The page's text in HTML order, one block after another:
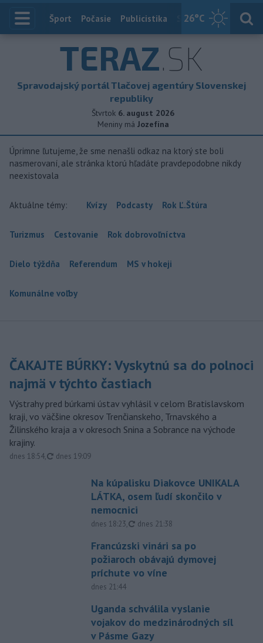
26°C
Index
Šport Počasie Publicistika Slovensko
TERAZ.SK
Spravodajský portál Tlačovej agentúry Slovenskej
republiky
Štvrtok 6. august 2026
Meniny má Jozefína
Úprimne ľutujeme, že sme nenašli odkaz na ktorý ste boli
nasmerovaní, ale stránka ktorú hľadáte pravdepodobne nikdy
neexistovala
Aktuálne témy: Kvízy Podcasty Rok Ľ.Štúra
Turizmus Cestovanie Rok dobrovoľníctva
Dielo týždňa Referendum MS v hokeji
Komunálne voľby
ČAKAJTE BÚRKY: Vyskytnú sa do polnoci
najmä v týchto častiach
Výstrahy pred búrkami ústav vyhlásil v celom Bratislavskom
kraji, vo väčšine okresov Trenčianskeho, Trnavského a
Žilinského kraja a v okresoch Snina a Sobrance na východe
krajiny.
dnes 18:54, aktualizované
dnes 19:09
Na kúpalisku Diakovce UNIKALA
LÁTKA, osem ľudí skončilo v
nemocnici
dnes 18:23, aktualizované
dnes 21:38
Francúzski vinári sa po
požiaroch obávajú dymovej
príchute vo víne
dnes 21:44
Uganda schválila vyslanie
vojakov do medzinárodných síl
v Pásme Gazy